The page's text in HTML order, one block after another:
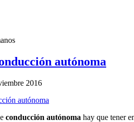
autónoma
2016
conducción autónoma hay que tener